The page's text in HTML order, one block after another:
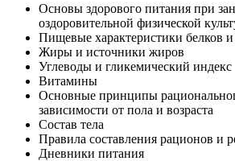
Основы здорового питания при
оздоровительной физической
Пищевые характеристики белков
Жиры и источники жиров
Углеводы и гликемический индекс
Витамины
Основные принципы
зависимости от пола и возраста
Состав тела
Правила составления рационов и
Дневники питания